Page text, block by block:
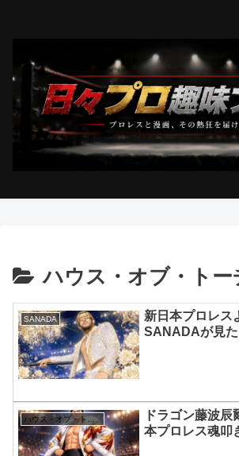
ハウス・オブ・トー
SANADA
新日本プロレス
SANADAが見た
ハウス・オブ・トーチャー
ドラゴン藤波辰
本プロレス魂叩